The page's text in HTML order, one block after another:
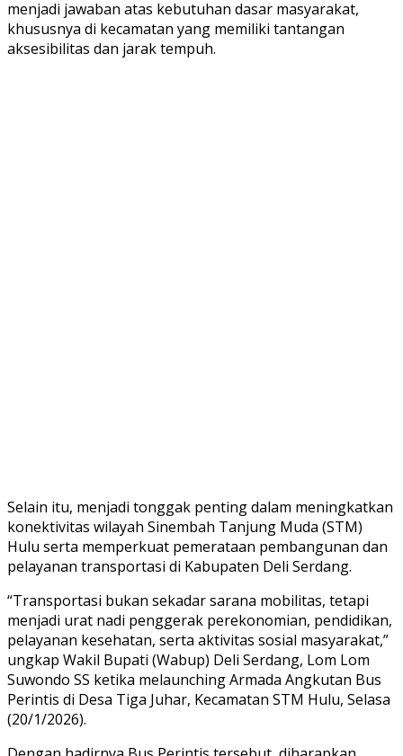
menjadi jawaban atas kebutuhan dasar masyarakat,
khususnya di kecamatan yang memiliki tantangan
aksesibilitas dan jarak tempuh.
Selain itu, menjadi tonggak penting dalam meningkatkan
konektivitas wilayah Sinembah Tanjung Muda (STM)
Hulu serta memperkuat pemerataan pembangunan dan
pelayanan transportasi di Kabupaten Deli Serdang.
“Transportasi bukan sekadar sarana mobilitas, tetapi
menjadi urat nadi penggerak perekonomian, pendidikan,
pelayanan kesehatan, serta aktivitas sosial masyarakat,”
ungkap Wakil Bupati (Wabup) Deli Serdang, Lom Lom
Suwondo SS ketika melaunching Armada Angkutan Bus
Perintis di Desa Tiga Juhar, Kecamatan STM Hulu, Selasa
(20/1/2026).